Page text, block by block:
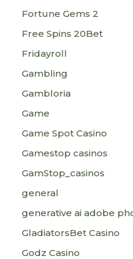
Fortune Gems 2
Free Spins 20Bet
Fridayroll
Gambling
Gambloria
Game
Game Spot Casino
Gamestop casinos
GamStop_casinos
general
generative ai adobe
GladiatorsBet Casino
Godz Casino